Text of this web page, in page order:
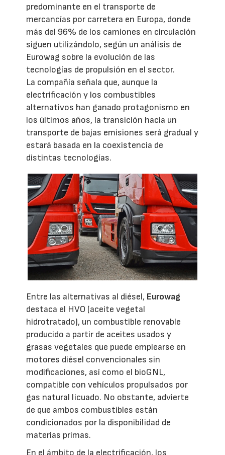
predominante en el transporte de
mercancías por carretera en Europa, donde
más del 96% de los camiones en circulación
siguen utilizándolo, según un análisis de
Eurowag sobre la evolución de las
tecnologías de propulsión en el sector.
La compañía señala que, aunque la
electrificación y los combustibles
alternativos han ganado protagonismo en
los últimos años, la transición hacia un
transporte de bajas emisiones será gradual y
estará basada en la coexistencia de
distintas tecnologías.
Entre las alternativas al diésel, Eurowag
destaca el HVO (aceite vegetal
hidrotratado), un combustible renovable
producido a partir de aceites usados y
grasas vegetales que puede emplearse en
motores diésel convencionales sin
modificaciones, así como el bioGNL,
compatible con vehículos propulsados por
gas natural licuado. No obstante, advierte
de que ambos combustibles están
condicionados por la disponibilidad de
materias primas.